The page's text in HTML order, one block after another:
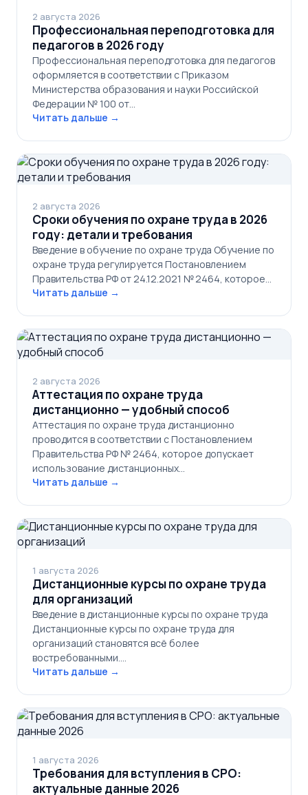
2 августа 2026
Профессиональная переподготовка для
педагогов в 2026 году
Профессиональная переподготовка для педагогов
оформляется в соответствии с Приказом
Министерства образования и науки Российской
Федерации № 100 от…
Читать дальше →
2 августа 2026
Сроки обучения по охране труда в 2026
году: детали и требования
Введение в обучение по охране труда Обучение по
охране труда регулируется Постановлением
Правительства РФ от 24.12.2021 № 2464, которое…
Читать дальше →
2 августа 2026
Аттестация по охране труда
дистанционно — удобный способ
Аттестация по охране труда дистанционно
проводится в соответствии с Постановлением
Правительства РФ № 2464, которое допускает
использование дистанционных…
Читать дальше →
1 августа 2026
Дистанционные курсы по охране труда
для организаций
Введение в дистанционные курсы по охране труда
Дистанционные курсы по охране труда для
организаций становятся всё более
востребованными.…
Читать дальше →
1 августа 2026
Требования для вступления в СРО:
актуальные данные 2026